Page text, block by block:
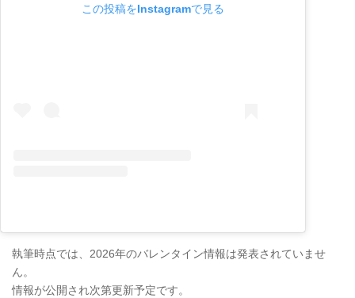
この投稿をInstagramで見る
執筆時点では、2026年のバレンタイン情報は発表されていませ
ん。
情報が公開され次第更新予定です。